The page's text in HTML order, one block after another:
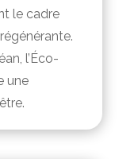
le cadre
l’Éco-
une